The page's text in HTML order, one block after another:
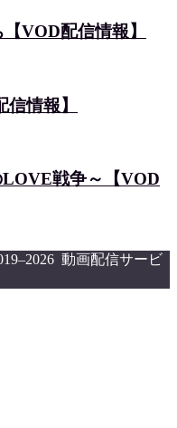
VOD配信情報】
情報】
戦争～【VOD
動画配信サービ